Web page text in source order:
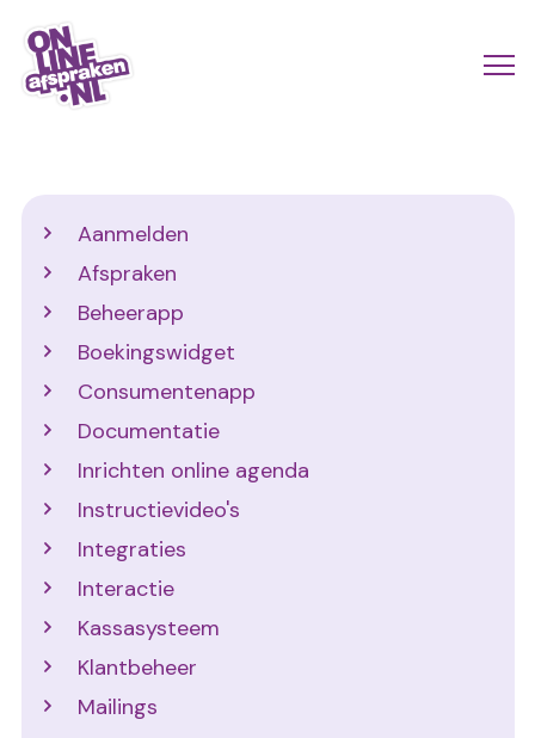
Naar
hoofdinhoud
Aanmelden
Afspraken
Beheerapp
Boekingswidget
Consumentenapp
Documentatie
Inrichten online agenda
Instructievideo's
Integraties
Interactie
Kassasysteem
Klantbeheer
Mailings